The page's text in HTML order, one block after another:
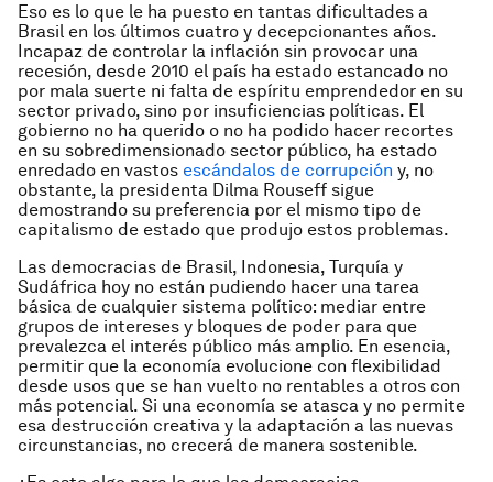
Eso es lo que le ha puesto en tantas dificultades a
Brasil en los últimos cuatro y decepcionantes años.
Incapaz de controlar la inflación sin provocar una
recesión, desde 2010 el país ha estado estancado no
por mala suerte ni falta de espíritu emprendedor en su
sector privado, sino por insuficiencias políticas. El
gobierno no ha querido o no ha podido hacer recortes
en su sobredimensionado sector público, ha estado
enredado en vastos escándalos de corrupción y, no
obstante, la presidenta Dilma Rouseff sigue
demostrando su preferencia por el mismo tipo de
capitalismo de estado que produjo estos problemas.
Las democracias de Brasil, Indonesia, Turquía y
Sudáfrica hoy no están pudiendo hacer una tarea
básica de cualquier sistema político: mediar entre
grupos de intereses y bloques de poder para que
prevalezca el interés público más amplio. En esencia,
permitir que la economía evolucione con flexibilidad
desde usos que se han vuelto no rentables a otros con
más potencial. Si una economía se atasca y no permite
esa destrucción creativa y la adaptación a las nuevas
circunstancias, no crecerá de manera sostenible.